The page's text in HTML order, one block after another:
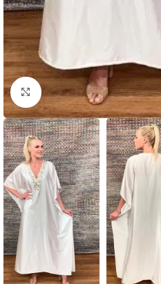
Click to enlarge